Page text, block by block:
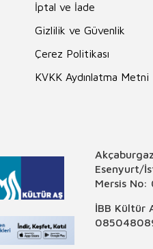
İptal ve İade
Gizlilik ve Güvenlik
Çerez Politikası
KVKK Aydınlatma Metni
Esenyurt/
Mersis
İBB Kültür